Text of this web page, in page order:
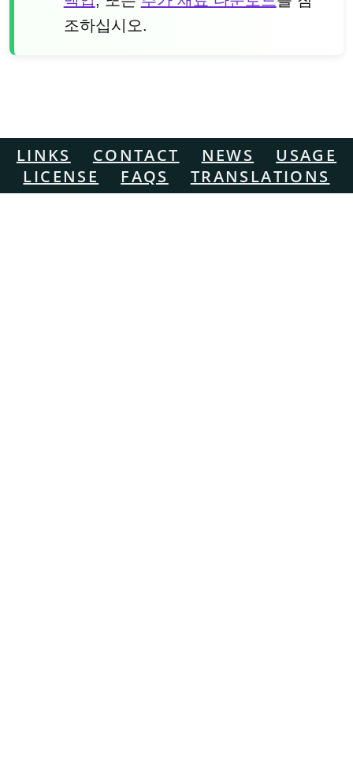
조하십시오.
LINKS CONTACT NEWS
USAGE
LICENSE
FAQS TRANSLATIONS